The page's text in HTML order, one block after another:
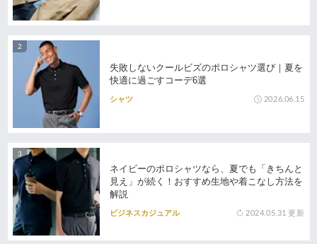
失敗しないクールビズのポロシャツ選び｜夏を
快適に過ごすコーデ6選
シャツ 2026.06.15
ネイビーのポロシャツなら、夏でも「きちんと
見え」が続く！おすすめ生地や着こなし方法を
解説
ビジネスカジュアル 2024.05.31 更新